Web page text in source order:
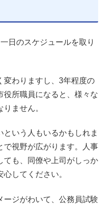
日のスケジュールを取り
変わりますし、3年程度の
役所職員になると、様々な
ません。
いう人もいるかもしれま
で視野が広がります。人事
ても、同僚や上司がしっか
してください。
ージがわいて、公務員試験